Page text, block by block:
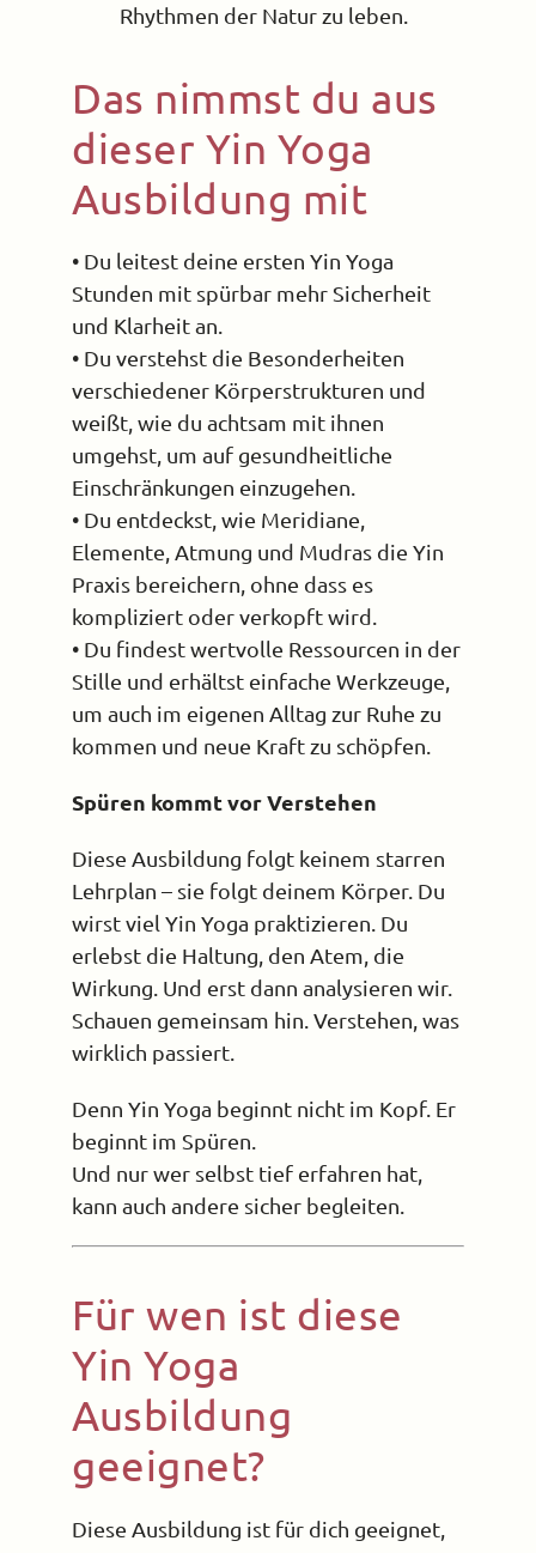
Rhythmen der Natur zu leben.
Das nimmst du aus
dieser Yin Yoga
Ausbildung mit
• Du leitest deine ersten Yin Yoga
Stunden mit spürbar mehr Sicherheit
und Klarheit an.
• Du verstehst die Besonderheiten
verschiedener Körperstrukturen und
weißt, wie du achtsam mit ihnen
umgehst, um auf gesundheitliche
Einschränkungen einzugehen.
• Du entdeckst, wie Meridiane,
Elemente, Atmung und Mudras die Yin
Praxis bereichern, ohne dass es
kompliziert oder verkopft wird.
• Du findest wertvolle Ressourcen in der
Stille und erhältst einfache Werkzeuge,
um auch im eigenen Alltag zur Ruhe zu
kommen und neue Kraft zu schöpfen.
Spüren kommt vor Verstehen
Diese Ausbildung folgt keinem starren
Lehrplan – sie folgt deinem Körper. Du
wirst viel Yin Yoga praktizieren. Du
erlebst die Haltung, den Atem, die
Wirkung. Und erst dann analysieren wir.
Schauen gemeinsam hin. Verstehen, was
wirklich passiert.
Denn Yin Yoga beginnt nicht im Kopf. Er
beginnt im Spüren.
Und nur wer selbst tief erfahren hat,
kann auch andere sicher begleiten.
Für wen ist diese
Yin Yoga
Ausbildung
geeignet?
Diese Ausbildung ist für dich geeignet,